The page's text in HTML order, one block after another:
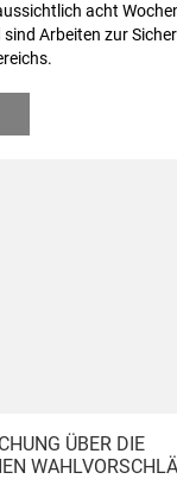
acht
Arbeiten zur
ÜBER DIE